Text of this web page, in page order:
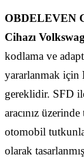
OBDELEVEN
Cihazı
kodlama ve
yararlanmak için
gereklidir. SFD
aracınız
otomobil
olarak